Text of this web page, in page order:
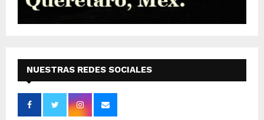
NUESTRAS REDES SOCIALES